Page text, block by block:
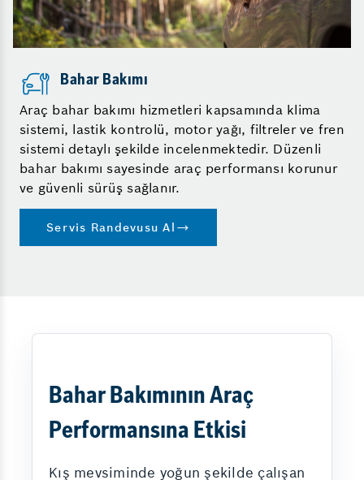
Bahar Bakımı
Araç bahar bakımı hizmetleri kapsamında klima
sistemi, lastik kontrolü, motor yağı, filtreler ve fren
sistemi detaylı şekilde incelenmektedir. Düzenli
bahar bakımı sayesinde araç performansı korunur
ve güvenli sürüş sağlanır.
Servis Randevusu Al
Bahar Bakımının Araç
Performansına Etkisi
Kış mevsiminde yoğun şekilde çalışan